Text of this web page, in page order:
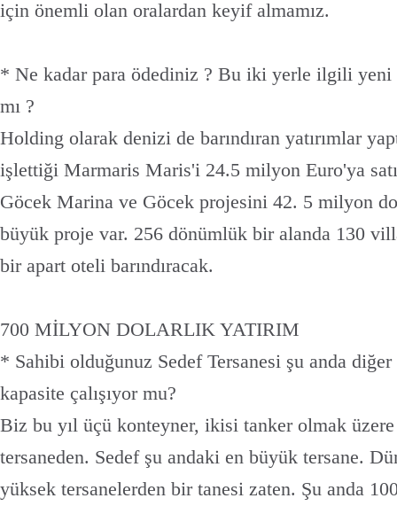
için önemli olan oralardan keyif almamız.
* Ne kadar para ödediniz ? Bu iki yerle ilgili yeni
mı ?
Holding olarak denizi de barındıran yatırımlar
işlettiği Marmaris Maris'i 24.5 milyon Euro'ya
Göcek Marina ve Göcek projesini 42. 5 milyon
büyük proje var. 256 dönümlük bir alanda 130
bir apart oteli barındıracak.
700 MİLYON DOLARLIK YATIRIM
* Sahibi olduğunuz Sedef Tersanesi şu anda
kapasite çalışıyor mu?
Biz bu yıl üçü konteyner, ikisi tanker olmak üzere
tersaneden. Sedef şu andaki en büyük tersane.
yüksek tersanelerden bir tanesi zaten. Şu anda